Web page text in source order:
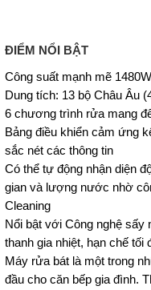
ĐIỂM NỔI BẬT
Công suất mạnh mẽ
Dung tích: 13 bộ Châu Âu
6 chương trình rửa mang
Bảng điều khiển cảm ứng
sắc nét các thông tin
Có thể tự động nhận diện
gian và lượng nước nhờ
Cleaning
Nổi bật với Công nghệ sấy
thanh gia nhiệt, hạn chế
Máy rửa bát là một trong
đầu cho căn bếp gia đình.